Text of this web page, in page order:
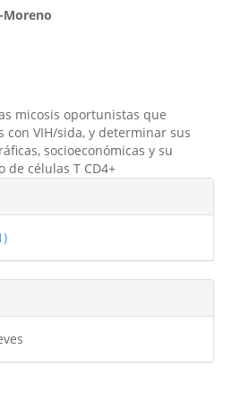
Moreno
micosis oportunistas que
con VIH/sida, y determinar sus
socioeconómicas y su
de células T CD4+